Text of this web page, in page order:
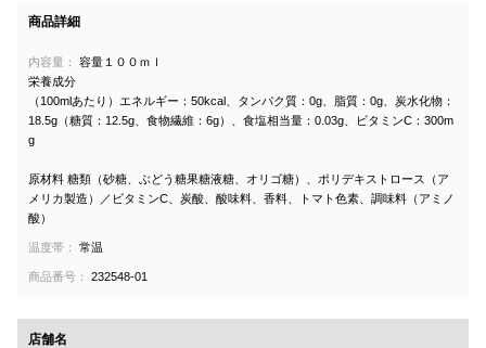
商品詳細
内容量：
容量１００ｍｌ
栄養成分
（100mlあたり）エネルギー：50kcal、タンパク質：0g、脂質：0g、炭水化物：
18.5g（糖質：12.5g、食物繊維：6g）、食塩相当量：0.03g、ビタミンC：300m
g
原材料 糖類（砂糖、ぶどう糖果糖液糖、オリゴ糖）、ポリデキストロース（ア
メリカ製造）／ビタミンC、炭酸、酸味料、香料、トマト色素、調味料（アミノ
酸）
温度帯： 常温
商品番号： 232548-01
店舗名